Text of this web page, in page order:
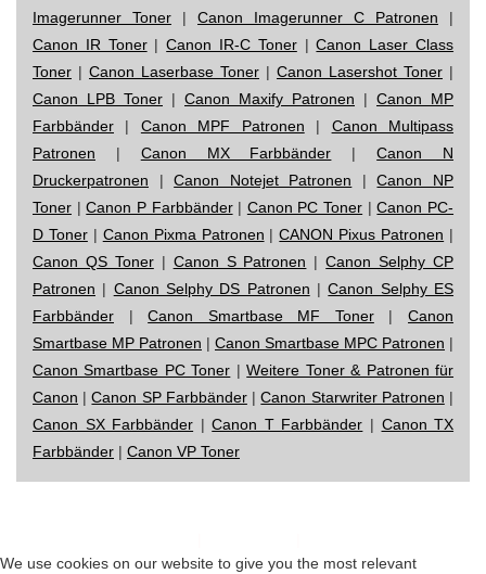
Imagerunner Toner | Canon Imagerunner C Patronen |
Canon IR Toner|Canon IR-C Toner|Canon Laser Class
Toner | Canon Laserbase Toner | Canon Lasershot Toner |
Canon LPB Toner | Canon Maxify Patronen | Canon MP
Farbbänder | Canon MPF Patronen | Canon Multipass
Patronen | Canon MX Farbbänder |Canon N
Druckerpatronen |Canon Notejet Patronen |Canon NP
Toner |Canon P Farbbänder| Canon PC Toner |Canon PC-
D Toner| Canon Pixma Patronen |CANON Pixus Patronen |
Canon QS Toner| Canon S Patronen |Canon Selphy CP
Patronen | Canon Selphy DS Patronen |Canon Selphy ES
Farbbänder |Canon Smartbase MF Toner|Canon
Smartbase MP Patronen | Canon Smartbase MPC Patronen |
Canon Smartbase PC Toner |Weitere Toner & Patronen für
Canon |Canon SP Farbbänder|Canon Starwriter Patronen |
Canon SX Farbbänder |Canon T Farbbänder | Canon TX
Farbbänder | Canon VP Toner
We use cookies on our website to give you the most relevant